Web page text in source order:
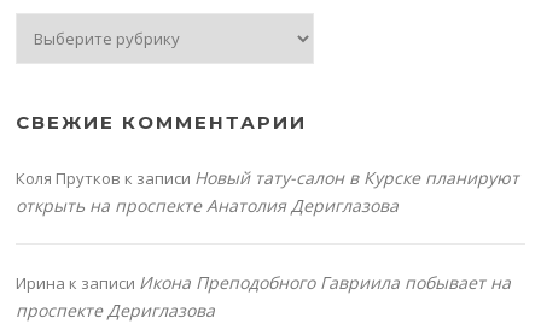
СВЕЖИЕ КОММЕНТАРИИ
Коля Прутков к записи Новый тату-салон в Курске планируют
открыть на проспекте Анатолия Дериглазова
Ирина к записи Икона Преподобного Гавриила побывает на
проспекте Дериглазова